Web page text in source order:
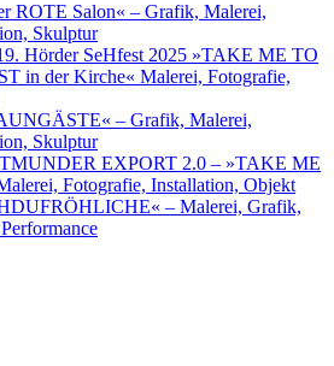
ROTE Salon« – Grafik, Malerei,
Skulptur
Hörder SeHfest 2025 »TAKE ME TO
in der Kirche« Malerei, Fotografie,
– Grafik, Malerei,
Skulptur
EXPORT 2.0 – »TAKE ME
Fotografie, Installation, Objekt
– Malerei, Grafik,